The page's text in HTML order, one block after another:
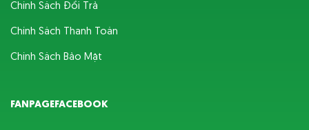
Chính Sách Đổi Trả
Chính Sách Thanh Toán
Chính Sách Bảo Mật
FANPAGEFACEBOOK